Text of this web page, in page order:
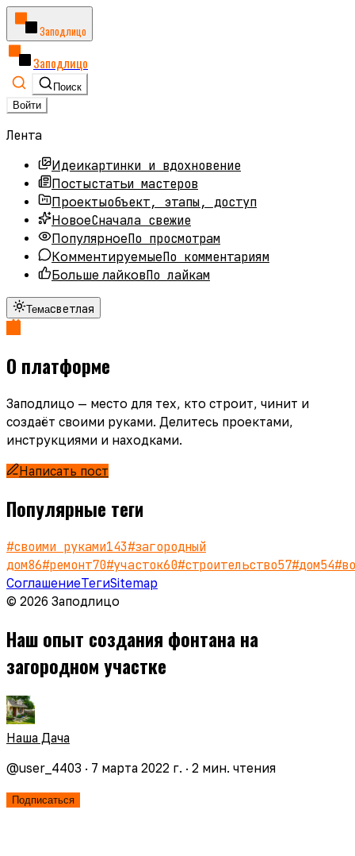
Заподлицо
Заподлицо
Поиск
Войти
Лента
Идеикартинки и вдохновение
Постыстатьи мастеров
Проектыобъект, этапы, доступ
НовоеСначала свежие
ПопулярноеПо просмотрам
КомментируемыеПо комментариям
Больше лайковПо лайкам
Темасветлая
О платформе
Заподлицо — место для тех, кто строит, чинит и
создаёт своими руками. Делитесь проектами,
инструкциями и находками.
Написать пост
Популярные теги
#своими руками143#загородный
дом86#ремонт70#участок60#строительство57#дом54#
СоглашениеТегиSitemap
© 2026 Заподлицо
Наш опыт создания фонтана на
загородном участке
Наша Дача
@user_4403 · 7 марта 2022 г. · 2 мин. чтения
Подписаться